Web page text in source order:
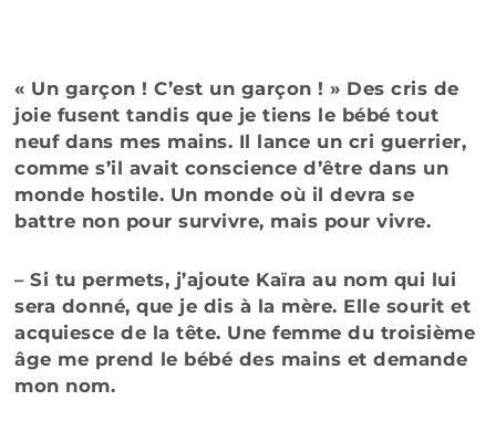
« Un garçon ! C’est un garçon ! » Des cris de
joie fusent tandis que je tiens le bébé tout
neuf dans mes mains. Il lance un cri guerrier,
comme s’il avait conscience d’être dans un
monde hostile. Un monde où il devra se
battre non pour survivre, mais pour vivre.
– Si tu permets, j’ajoute Kaïra au nom qui lui
sera donné, que je dis à la mère. Elle sourit et
acquiesce de la tête. Une femme du troisième
âge me prend le bébé des mains et demande
mon nom.